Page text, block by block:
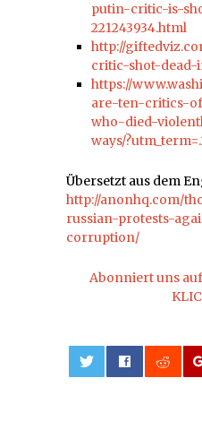
putin-critic-is-
221243934.html
http://
critic-shot-
https://
are-ten-critics-
who-died-
ways/
Übersetzt aus dem
http://anonhq.com/
russian-protests-
corruption/
Abonniert uns